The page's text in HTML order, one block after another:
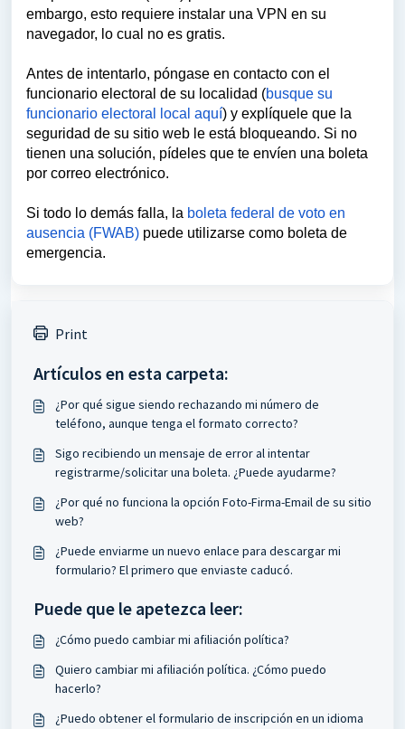
embargo, esto requiere instalar una VPN en su
navegador, lo cual no es gratis.
Antes de intentarlo, póngase en contacto con el
funcionario electoral de su localidad (busque su
funcionario electoral local aquí) y explíquele que la
seguridad de su sitio web le está bloqueando. Si no
tienen una solución, pídeles que te envíen una boleta
por correo electrónico.
Si todo lo demás falla, la boleta federal de voto en
ausencia (FWAB) puede utilizarse como boleta de
emergencia.
Print
Artículos en esta carpeta:
¿Por qué sigue siendo rechazando mi número de
teléfono, aunque tenga el formato correcto?
Sigo recibiendo un mensaje de error al intentar
registrarme/solicitar una boleta. ¿Puede ayudarme?
¿Por qué no funciona la opción Foto-Firma-Email de su sitio
web?
¿Puede enviarme un nuevo enlace para descargar mi
formulario? El primero que enviaste caducó.
Puede que le apetezca leer:
¿Cómo puedo cambiar mi afiliación política?
Quiero cambiar mi afiliación política. ¿Cómo puedo
hacerlo?
¿Puedo obtener el formulario de inscripción en un idioma